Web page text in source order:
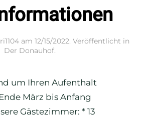
am 12/15/2022. Veröffentlicht in
Der Donauhof.
um Ihren Aufenthalt
März bis Anfang
Gästezimmer: * 13